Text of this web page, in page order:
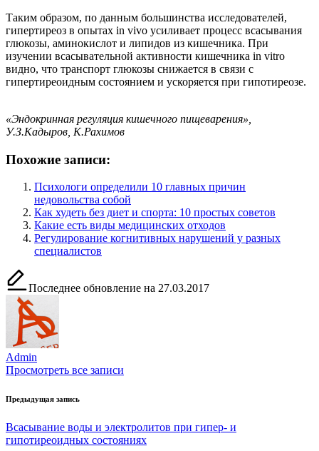
Таким образом, по данным большинства исследователей,
гипертиреоз в опытах in vivo усиливает процесс всасывания
глюкозы, аминокислот и липидов из кишечника. При
изучении всасывательной активности кишечника in vitro
видно, что транспорт глюкозы снижается в связи с
гипертиреоидным состоянием и ускоряется при гипотиреозе.
«Эндокринная регуляция кишечного пищеварения»,
У.З.Кадыров, К.Рахимов
Похожие записи:
Психологи определили 10 главных причин
недовольства собой
Как худеть без диет и спорта: 10 простых советов
Какие есть виды медицинских отходов
Регулирование когнитивных нарушений у разных
специалистов
Последнее обновление на 27.03.2017
Admin
Просмотреть все записи
Навигация
по
записям
Предыдущая запись
Всасывание воды и электролитов при гипер- и
гипотиреоидных состояниях